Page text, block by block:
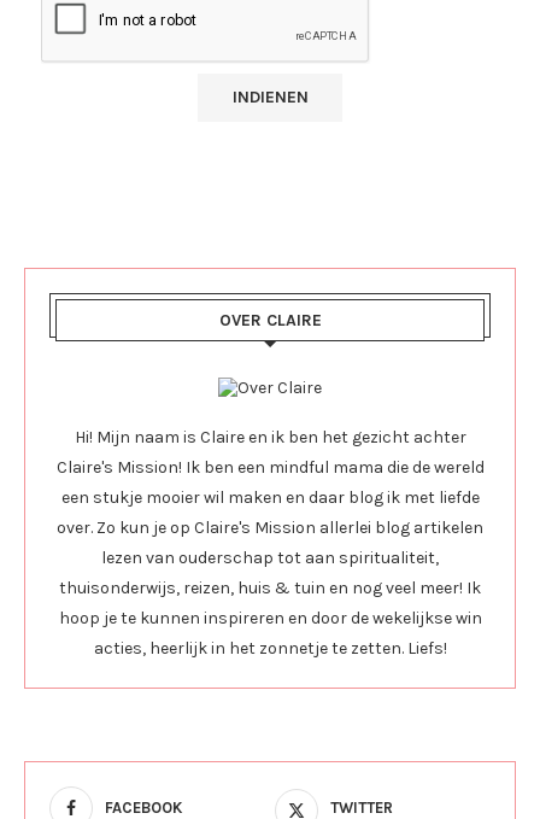
OVER CLAIRE
Hi! Mijn naam is Claire en ik ben het gezicht achter
Claire's Mission! Ik ben een mindful mama die de wereld
een stukje mooier wil maken en daar blog ik met liefde
over. Zo kun je op Claire's Mission allerlei blog artikelen
lezen van ouderschap tot aan spiritualiteit,
thuisonderwijs, reizen, huis & tuin en nog veel meer! Ik
hoop je te kunnen inspireren en door de wekelijkse win
acties, heerlijk in het zonnetje te zetten. Liefs!
FACEBOOK TWITTER